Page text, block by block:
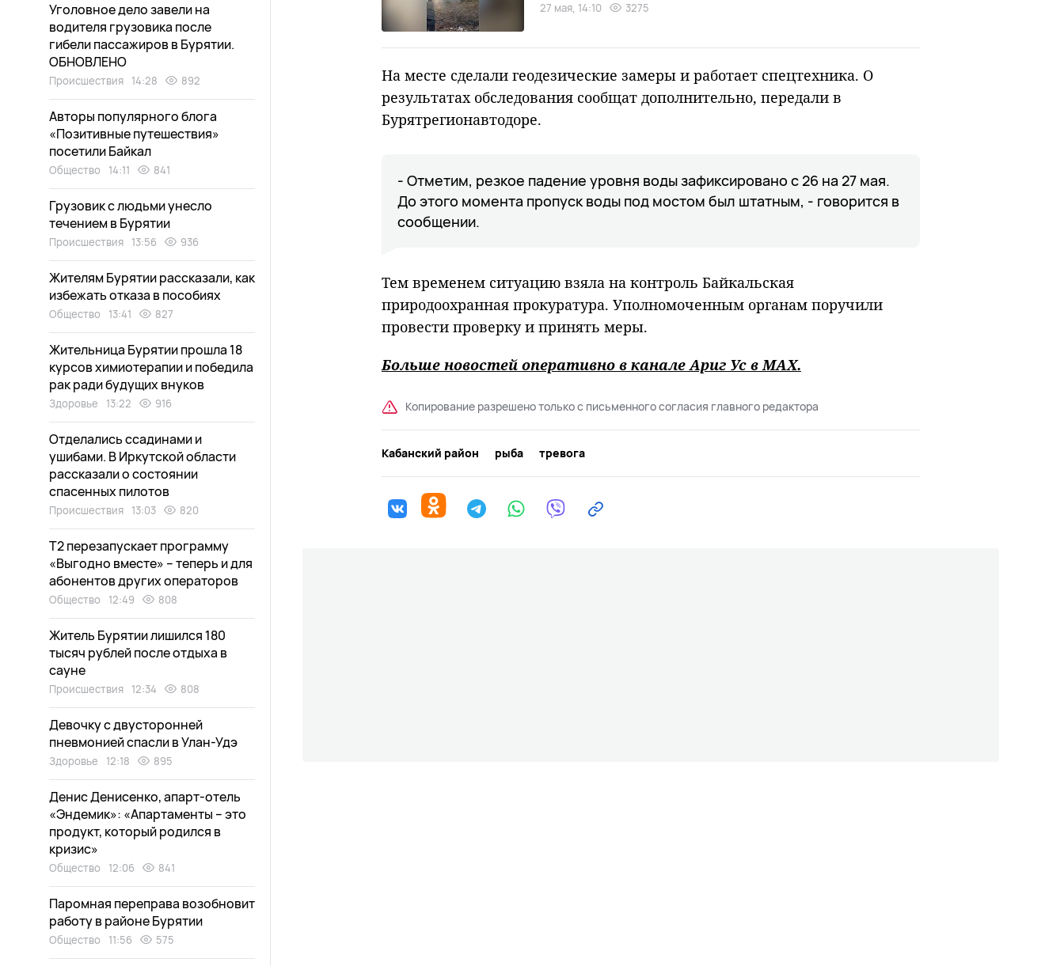
27 мая, 14:10 3275
На месте сделали геодезические замеры и работает спецтехника. О
результатах обследования сообщат дополнительно, передали в
Бурятрегионавтодоре.
- Отметим, резкое падение уровня воды зафиксировано с 26 на 27 мая.
До этого момента пропуск воды под мостом был штатным, - говорится в
сообщении.
Тем временем ситуацию взяла на контроль Байкальская
природоохранная прокуратура. Уполномоченным органам поручили
провести проверку и принять меры.
Больше новостей оперативно в канале Ариг Ус вMAХ.
Копирование разрешено только с письменного согласия главного редактора
Кабанский район рыба тревога
Уголовное дело завели на
водителя грузовика после
гибели пассажиров в Бурятии.
ОБНОВЛЕНО
Происшествия 14:28 892
Авторы популярного блога
«Позитивные путешествия»
посетили Байкал
Общество 14:11 841
Грузовик с людьми унесло
течением в Бурятии
Происшествия 13:56 936
Жителям Бурятии рассказали, как
избежать отказа в пособиях
Общество 13:41 827
Жительница Бурятии прошла 18
курсов химиотерапии и победила
рак ради будущих внуков
Здоровье 13:22 916
Отделались ссадинами и
ушибами. В Иркутской области
рассказали о состоянии
спасенных пилотов
Происшествия 13:03 820
Т2 перезапускает программу
«Выгодно вместе» – теперь и для
абонентов других операторов
Общество 12:49 808
Житель Бурятии лишился 180
тысяч рублей после отдыха в
сауне
Происшествия 12:34 808
Девочку с двусторонней
пневмонией спасли в Улан-Удэ
Здоровье 12:18 895
Денис Денисенко, апарт-отель
«Эндемик»: «Апартаменты – это
продукт, который родился в
кризис»
Общество 12:06 841
Паромная переправа возобновит
работу в районе Бурятии
Общество 11:56 575